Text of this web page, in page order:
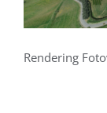
Rendering